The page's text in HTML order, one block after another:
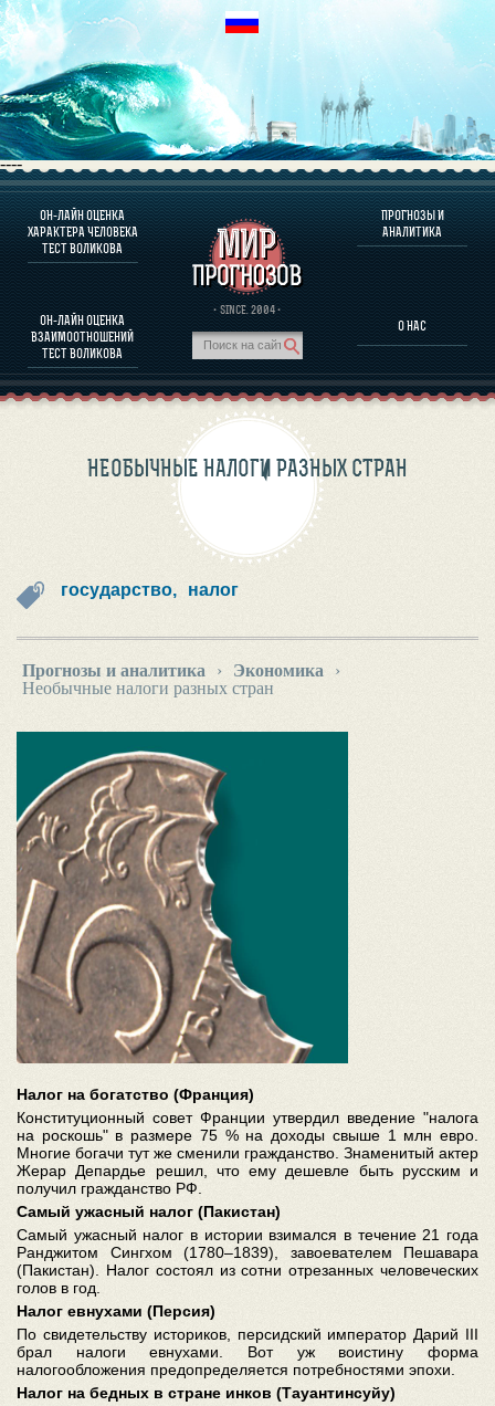
----
ОН-ЛАЙН ОЦЕНКА
ХАРАКТЕРА ЧЕЛОВЕКА
ТЕСТ ВОЛИКОВА
ОН-ЛАЙН ОЦЕНКА
ВЗАИМООТНОШЕНИЙ
ТЕСТ ВОЛИКОВА
· SINCE. 2004 ·
ПРОГНОЗЫ И
АНАЛИТИКА
О НАС
О ПРОГРАММЕ
ОЦЕНКА ХАРАКТЕРA ЧЕЛОВЕКА
ОЦЕНКА ХАРАКТЕРА ВЫДАЮЩИХСЯ ЛИЧНОСТЕЙ
О ПРОГРАММЕ
ПРОГНОЗЫ И АНАЛИТИКА
НЕОБЫЧНЫЕ НАЛОГИ РАЗНЫХ СТРАН
государство, налог
Прогнозы и аналитика › Экономика
›
Необычные налоги разных стран
Налог на богатство (Франция)
Конституционный совет Франции утвердил введение "налога
на роскошь" в размере 75 % на доходы свыше 1 млн евро.
Многие богачи тут же сменили гражданство. Знаменитый актер
Жерар Депардье решил, что ему дешевле быть русским и
получил гражданство РФ.
Самый ужасный налог (Пакистан)
Самый ужасный налог в истории взимался в течение 21 года
Ранджитом Сингхом (1780–1839), завоевателем Пешавара
(Пакистан). Налог состоял из сотни отрезанных человеческих
голов в год.
Налог евнухами (Персия)
По свидетельству историков, персидский император Дарий III
брал налоги евнухами. Вот уж воистину форма
налогообложения предопределяется потребностями эпохи.
Налог на бедных в стране инков (Тауантинсуйу)